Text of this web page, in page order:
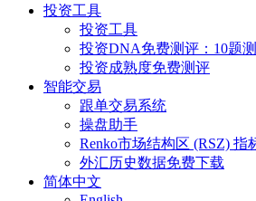
投资工具
投资工具
投资DNA免费测评：10题
投资成熟度免费测评
智能交易
跟单交易系统
操盘助手
Renko市场结构区 (RSZ) 指
外汇历史数据免费下载
简体中文